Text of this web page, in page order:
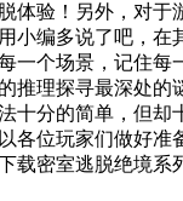
体验！另外，对于
小编多说了吧，在
一个场景，记住每
推理探寻最深处的
十分的简单，但却
各位玩家们做好准
载密室逃脱绝境系